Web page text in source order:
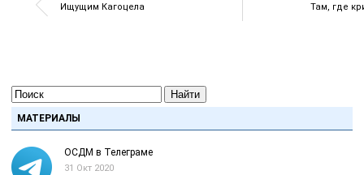
Ищущим Кагоцела Там, где
Найти
МАТЕРИАЛЫ
ОСДМ в Телеграме
31 Окт 2020